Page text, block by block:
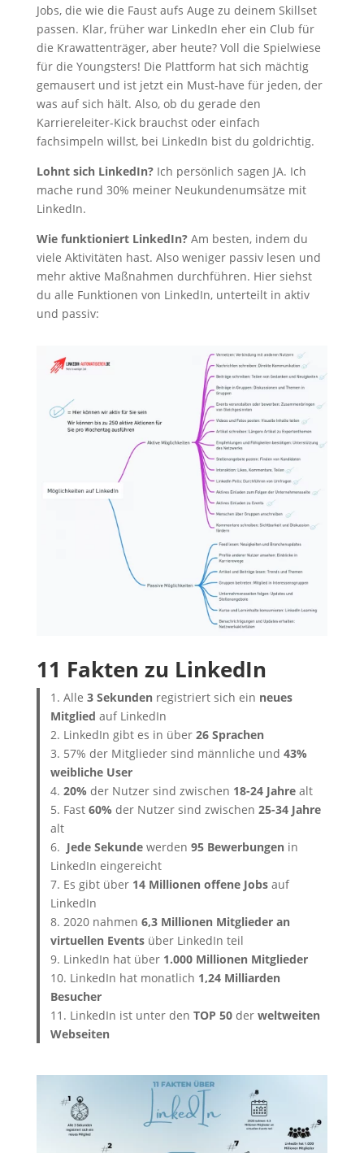
Jobs, die wie die Faust aufs Auge zu deinem Skillset
passen. Klar, früher war LinkedIn eher ein Club für
die Krawattenträger, aber heute? Voll die Spielwiese
für die Youngsters! Die Plattform hat sich mächtig
gemausert und ist jetzt ein Must-have für jeden, der
was auf sich hält. Also, ob du gerade den
Karriereleiter-Kick brauchst oder einfach
fachsimpeln willst, bei LinkedIn bist du goldrichtig.
Lohnt sich LinkedIn?Ich persönlich sagen JA. Ich
mache rund 30% meiner Neukundenumsätze mit
LinkedIn.
Wie funktioniert LinkedIn?Am besten, indem du
viele Aktivitäten hast. Also weniger passiv lesen und
mehr aktive Maßnahmen durchführen. Hier siehst
du alle Funktionen von LinkedIn, unterteilt in aktiv
und passiv:
11 Fakten zu LinkedIn
1. Alle3 Sekunden registriert sich ein neues
Mitglied auf LinkedIn
2. LinkedIn gibt es in über26 Sprachen
3. 57% der Mitglieder sind männliche und43%
weibliche User
4.20% der Nutzer sind zwischen 18-24 Jahre alt
5. Fast60% der Nutzer sind zwischen25-34 Jahre
alt
6. Jede Sekunde werden95 Bewerbungen in
LinkedIn eingereicht
7. Es gibt über 14 Millionen offene Jobs auf
LinkedIn
8. 2020 nahmen6,3 Millionen Mitglieder an
virtuellen Events über LinkedIn teil
9. LinkedIn hat über 1.000 Millionen Mitglieder
10. LinkedIn hat monatlich 1,24 Milliarden
Besucher
11. LinkedIn ist unter denTOP 50 derweltweiten
Webseiten